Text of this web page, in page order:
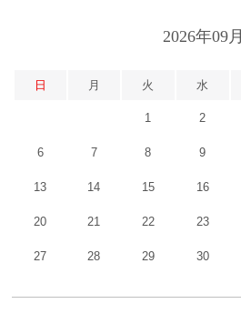
2026年09月
日 月 火 水
1 2
6 7 8 9
13 14 15 16
20 21 22 23
27 28 29 30